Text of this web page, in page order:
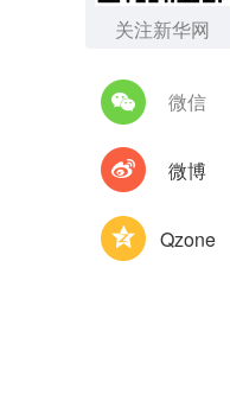
关注新华网
微信
微博
Qzone